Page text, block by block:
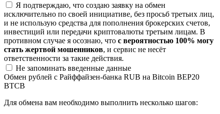
Я подтверждаю, что создаю заявку на обмен
исключительно по своей инициативе, без просьб третьих лиц,
и не использую средства для пополнения брокерских счетов,
инвестиций или передачи криптовалюты третьим лицам. В
противном случае я осознаю, что с вероятностью 100% могу
стать жертвой мошенников, и сервис не несёт
ответственности за такие действия.
Не запоминать введенные данные
Обмен рублей с Райффайзен-банка RUB на Bitcoin BEP20
BTCB
Для обмена вам необходимо выполнить несколько шагов: